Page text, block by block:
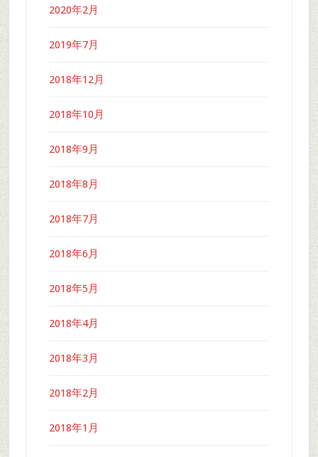
2020年2月
2019年7月
2018年12月
2018年10月
2018年9月
2018年8月
2018年7月
2018年6月
2018年5月
2018年4月
2018年3月
2018年2月
2018年1月